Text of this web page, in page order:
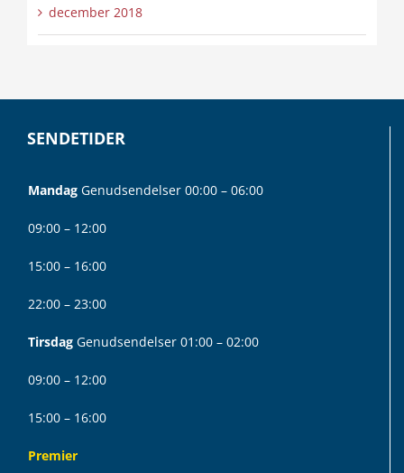
december 2018
SENDETIDER
Mandag Genudsendelser 00:00 – 06:00
09:00 – 12:00
15:00 – 16:00
22:00 – 23:00
Tirsdag Genudsendelser 01:00 – 02:00
09:00 – 12:00
15:00 – 16:00
Premier